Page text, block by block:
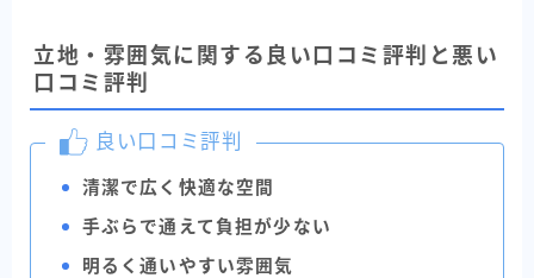
立地・雰囲気に関する良い口コミ評判と悪い
口コミ評判
良い口コミ評判
清潔で広く快適な空間
手ぶらで通えて負担が少ない
明るく通いやすい雰囲気